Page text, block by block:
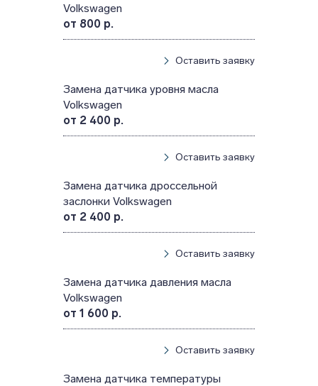
Volkswagen
от 800 р.
Оставить заявку
Замена датчика уровня масла
Volkswagen
от 2 400 р.
Оставить заявку
Замена датчика дроссельной
заслонки Volkswagen
от 2 400 р.
Оставить заявку
Замена датчика давления масла
Volkswagen
от 1 600 р.
Оставить заявку
Замена датчика температуры